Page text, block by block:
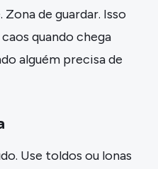
de guardar. Isso
quando chega
alguém precisa de
Use toldos ou lonas